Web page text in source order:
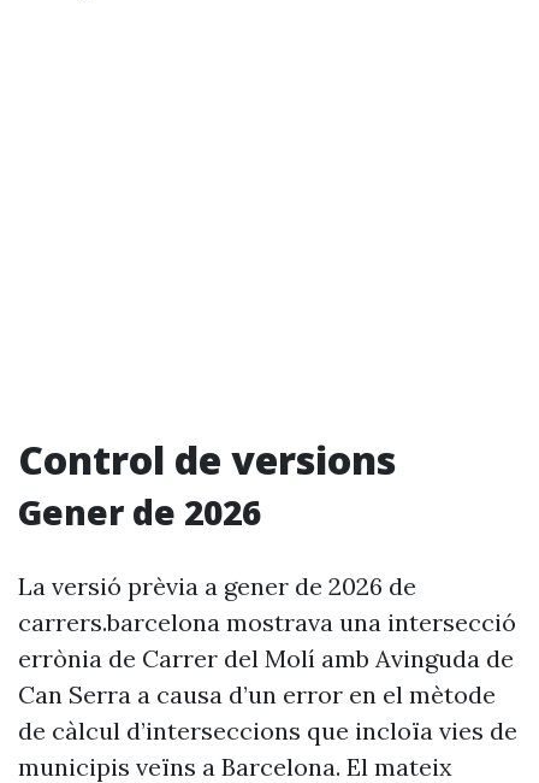
Control de versions
Gener de 2026
La versió prèvia a gener de 2026 de
carrers.barcelona mostrava una intersecció
errònia de Carrer del Molí amb Avinguda de
Can Serra a causa d’un error en el mètode
de càlcul d’interseccions que incloïa vies de
municipis veïns a Barcelona. El mateix